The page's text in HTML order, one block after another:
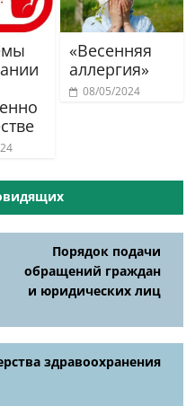
«Весенняя
аллергия»
08/05/2024
Порядок подачи
обращений граждан
и юридических лиц
здравоохранения